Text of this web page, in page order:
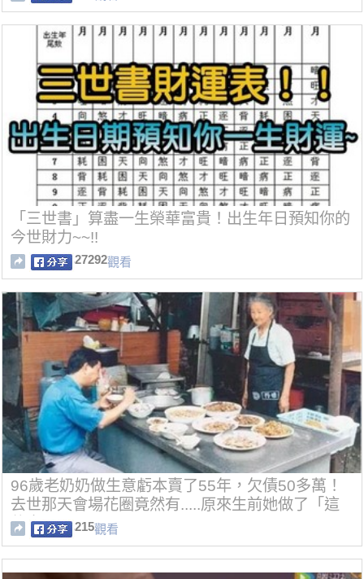
「三世書」算盡一生榮華富貴！出生年日預知你的
今世財力~~!!
27292觀看
96歲老奶奶做生意虧本賣了55年，欠債50多萬！
去世那天會場花圈竟然有.....原來生前她做了「這
件事」！215觀看